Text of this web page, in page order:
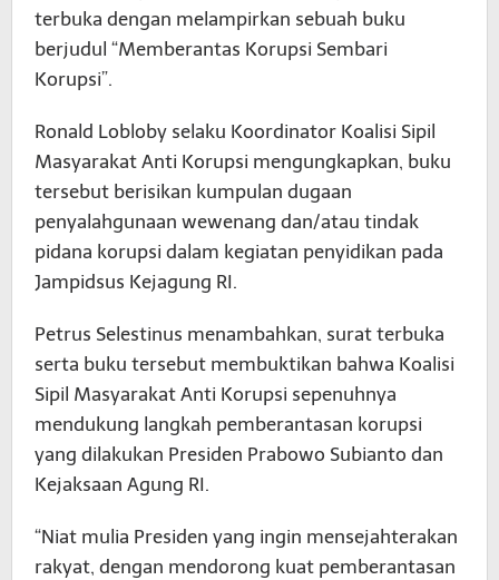
terbuka dengan melampirkan sebuah buku
berjudul “Memberantas Korupsi Sembari
Korupsi”.
Ronald Lobloby selaku Koordinator Koalisi Sipil
Masyarakat Anti Korupsi mengungkapkan, buku
tersebut berisikan kumpulan dugaan
penyalahgunaan wewenang dan/atau tindak
pidana korupsi dalam kegiatan penyidikan pada
Jampidsus Kejagung RI.
Petrus Selestinus menambahkan, surat terbuka
serta buku tersebut membuktikan bahwa Koalisi
Sipil Masyarakat Anti Korupsi sepenuhnya
mendukung langkah pemberantasan korupsi
yang dilakukan Presiden Prabowo Subianto dan
Kejaksaan Agung RI.
“Niat mulia Presiden yang ingin mensejahterakan
rakyat, dengan mendorong kuat pemberantasan